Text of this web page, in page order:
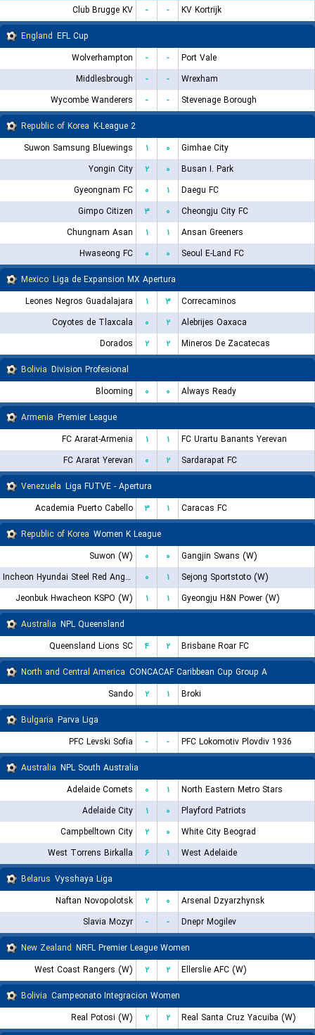
Club Brugge KV
- -
KV Kortrijk
England EFL Cup
Wolverhampton
- -
Port Vale
Middlesbrough
- -
Wrexham
Wycombe Wanderers
- -
Stevenage Borough
Republic of Korea K-League 2
Suwon Samsung Bluewings
۱ ۰
Gimhae City
Yongin City
۲ ۰
Busan I. Park
Gyeongnam FC
۰ ۱
Daegu FC
Gimpo Citizen
۳ ۰
Cheongju City FC
Chungnam Asan
۱ ۱
Ansan Greeners
Hwaseong FC
۰ ۰
Seoul E-Land FC
Mexico Liga de Expansion MX Apertura
Leones Negros Guadalajara
۱ ۳
Correcaminos
Coyotes de Tlaxcala
۰ ۲
Alebrijes Oaxaca
Dorados
۲ ۲
Mineros De Zacatecas
Bolivia Division Profesional
Blooming
۰ ۰
Always Ready
Armenia Premier League
FC Ararat-Armenia
۱ ۱
FC Urartu Banants Yerevan
FC Ararat Yerevan
۰ ۲
Sardarapat FC
Venezuela Liga FUTVE - Apertura
Academia Puerto Cabello
۳ ۱
Caracas FC
Republic of Korea Women K League
Suwon (W)
۰ ۰
Gangjin Swans (W)
Incheon Hyundai Steel Red Angels (W)
۰ ۱
Sejong Sportstoto (W)
Jeonbuk Hwacheon KSPO (W)
۱ ۱
Gyeongju H&N Power (W)
Australia NPL Queensland
Queensland Lions SC
۴ ۲
Brisbane Roar FC
North and Central America CONCACAF Caribbean Cup Group A
Sando
۲ ۱
Broki
Bulgaria Parva Liga
PFC Levski Sofia
- -
PFC Lokomotiv Plovdiv 1936
Australia NPL South Australia
Adelaide Comets
۰ ۱
North Eastern Metro Stars
Adelaide City
۱ ۰
Playford Patriots
Campbelltown City
۲ ۰
White City Beograd
West Torrens Birkalla
۶ ۱
West Adelaide
Belarus Vysshaya Liga
Naftan Novopolotsk
۲ ۰
Arsenal Dzyarzhynsk
Slavia Mozyr
- -
Dnepr Mogilev
New Zealand NRFL Premier League Women
West Coast Rangers (W)
۲ ۲
Ellerslie AFC (W)
Bolivia Campeonato Integracion Women
Real Potosi (W)
۲ ۲ Real Santa Cruz Yacuiba (W)